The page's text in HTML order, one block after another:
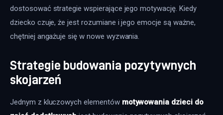
dostosować strategie wspierające jego motywację. Kiedy
dziecko czuje, że jest rozumiane i jego emocje są ważne,
chętniej angażuje się w nowe wyzwania.
Strategie budowania pozytywnych
skojarzeń
Jednym z kluczowych elementów motywowania dzieci do